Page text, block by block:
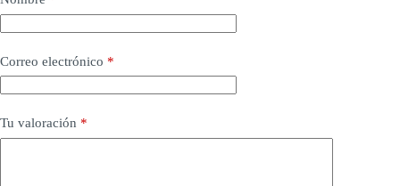
Correo electrónico *
Tu valoración *